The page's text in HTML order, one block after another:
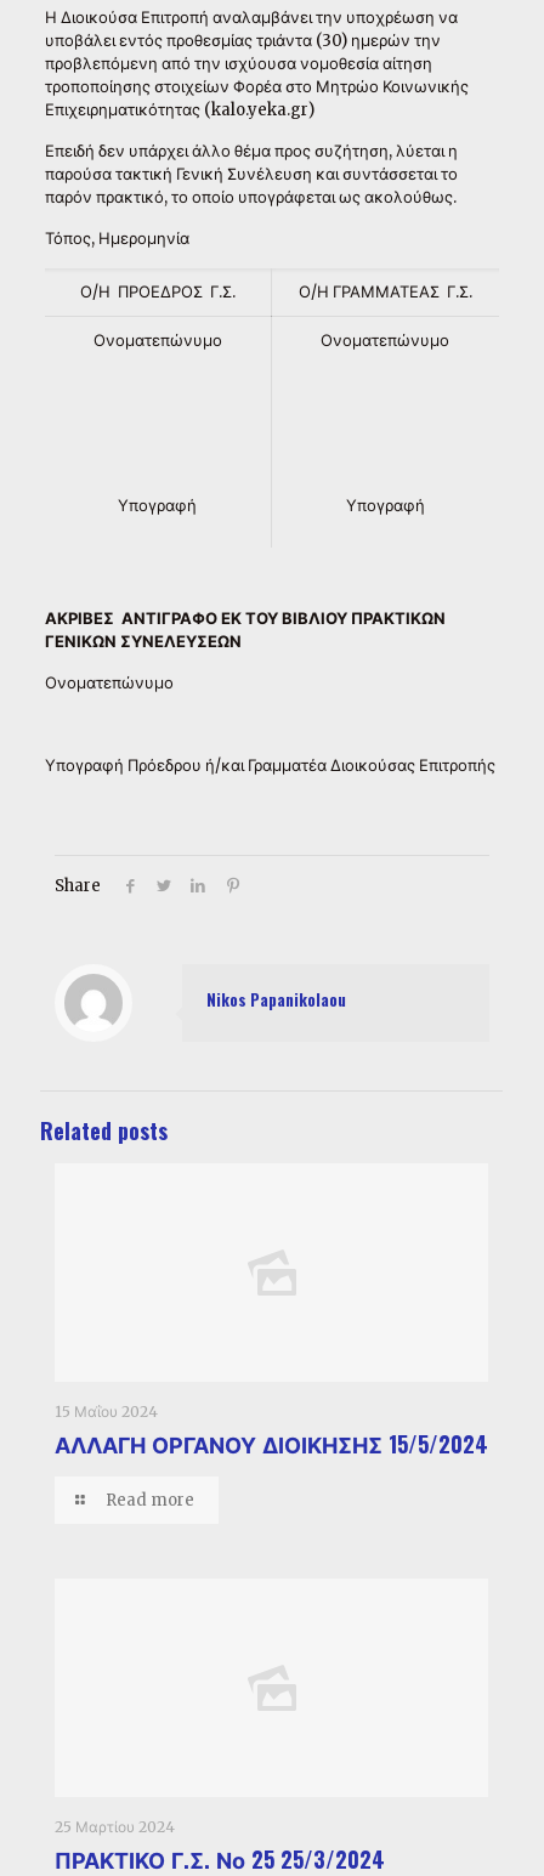
Η Διοικούσα Επιτροπή αναλαμβάνει την υποχρέωση να
υποβάλει εντός προθεσμίας τριάντα (30) ημερών την
προβλεπόμενη από την ισχύουσα νομοθεσία αίτηση
τροποποίησης στοιχείων Φορέα στο Μητρώο Κοινωνικής
Επιχειρηματικότητας (kalo.yeka.gr)
Επειδή δεν υπάρχει άλλο θέμα προς συζήτηση, λύεται η
παρούσα τακτική Γενική Συνέλευση και συντάσσεται το
παρόν πρακτικό, το οποίο υπογράφεται ως ακολούθως.
Τόπος, Ημερομηνία
Ο/Η ΠΡΟΕΔΡΟΣ Γ.Σ. Ο/Η ΓΡΑΜΜΑΤΕΑΣ Γ.Σ.
Ονοματεπώνυμο
Υπογραφή
Ονοματεπώνυμο
Υπογραφή
ΑΚΡΙΒΕΣ ΑΝΤΙΓΡΑΦΟ ΕΚ ΤΟΥ ΒΙΒΛΙΟΥ ΠΡΑΚΤΙΚΩΝ
ΓΕΝΙΚΩΝ ΣΥΝΕΛΕΥΣΕΩΝ
Ονοματεπώνυμο
Υπογραφή Πρόεδρου ή/και Γραμματέα Διοικούσας Επιτροπής
Share
Nikos Papanikolaou
Related posts
15 Μαΐου 2024
ΑΛΛΑΓΗ ΟΡΓΑΝΟΥ ΔΙΟΙΚΗΣΗΣ 15/5/2024
Read more
25 Μαρτίου 2024
ΠΡΑΚΤΙΚΟ Γ.Σ. Νο 25 25/3/2024